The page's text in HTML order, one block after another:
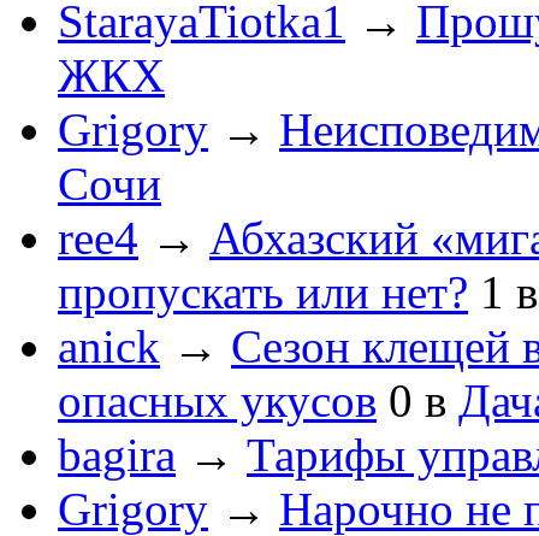
StarayaTiotka1 →
ЖКХ
Grigory →
Сочи
ree4 → Абхазский
пропускать или нет? 1
anick → Сезон клещей
опасных укусов 0 в
bagira → Тарифы
Grigory → Нарочно не